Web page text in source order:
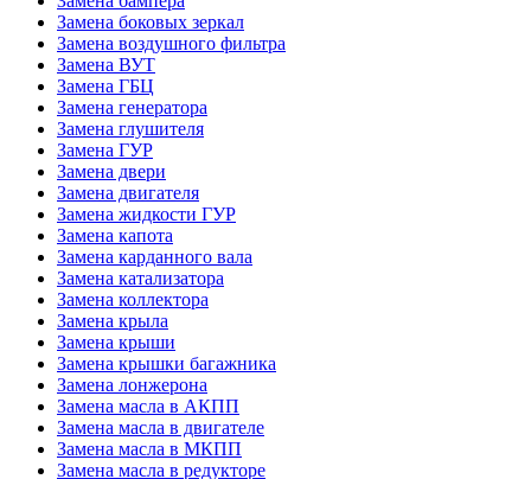
Замена боковых зеркал
Замена воздушного фильтра
Замена ВУТ
Замена ГБЦ
Замена генератора
Замена глушителя
Замена ГУР
Замена двери
Замена двигателя
Замена жидкости ГУР
Замена капота
Замена карданного вала
Замена катализатора
Замена коллектора
Замена крыла
Замена крыши
Замена крышки багажника
Замена лонжерона
Замена масла в АКПП
Замена масла в двигателе
Замена масла в МКПП
Замена масла в редукторе